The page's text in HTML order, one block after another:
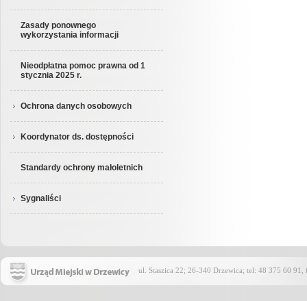
Zasady ponownego
wykorzystania informacji
Nieodpłatna pomoc prawna od 1
stycznia 2025 r.
Ochrona danych osobowych
Koordynator ds. dostępności
Standardy ochrony małoletnich
Sygnaliści
ul. Staszica 22; 26-340 Drzewica; tel: 48 375 60